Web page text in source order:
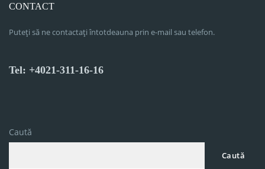
CONTACT
Puteți să ne contactați întotdeauna prin e-mail sau telefon.
Tel: +4021-311-16-16
Caută
Caută